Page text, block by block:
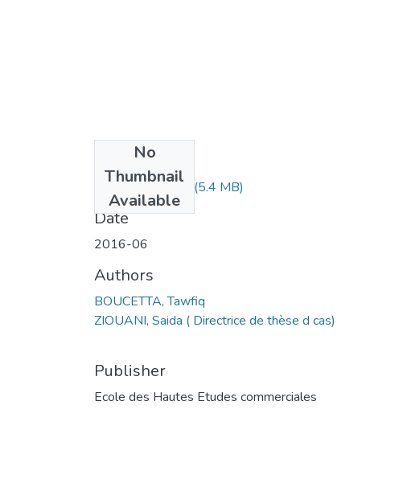
No
Thumbnail
Available
MS1.199-16.pdf (5.4 MB)
Date
2016-06
Authors
BOUCETTA, Tawfiq
ZIOUANI, Saida ( Directrice de thèse d cas)
Publisher
Ecole des Hautes Etudes commerciales